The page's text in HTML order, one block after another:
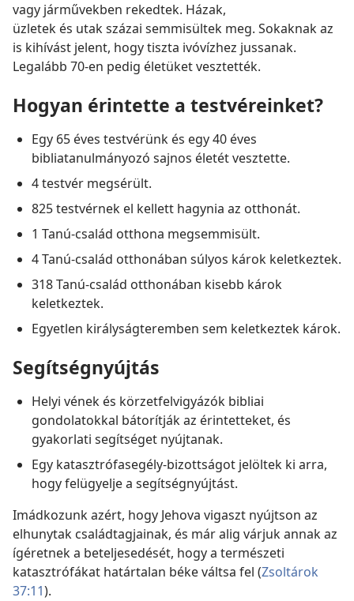
vagy járművekben rekedtek. Házak,
üzletek és utak százai semmisültek meg. Sokaknak az
is kihívást jelent, hogy tiszta ivóvízhez jussanak.
Legalább 70-en pedig életüket vesztették.
Hogyan érintette a testvéreinket?
Egy 65 éves testvérünk és egy 40 éves
bibliatanulmányozó sajnos életét vesztette.
4 testvér megsérült.
825 testvérnek el kellett hagynia az otthonát.
1 Tanú-család otthona megsemmisült.
4 Tanú-család otthonában súlyos károk keletkeztek.
318 Tanú-család otthonában kisebb károk
keletkeztek.
Egyetlen királyságteremben sem keletkeztek károk.
Segítségnyújtás
Helyi vének és körzetfelvigyázók bibliai
gondolatokkal bátorítják az érintetteket, és
gyakorlati segítséget nyújtanak.
Egy katasztrófasegély-bizottságot jelöltek ki arra,
hogy felügyelje a segítségnyújtást.
Imádkozunk azért, hogy Jehova vigaszt nyújtson az
elhunytak családtagjainak, és már alig várjuk annak az
ígéretnek a beteljesedését, hogy a természeti
katasztrófákat határtalan béke váltsa fel (Zsoltárok
37:11).